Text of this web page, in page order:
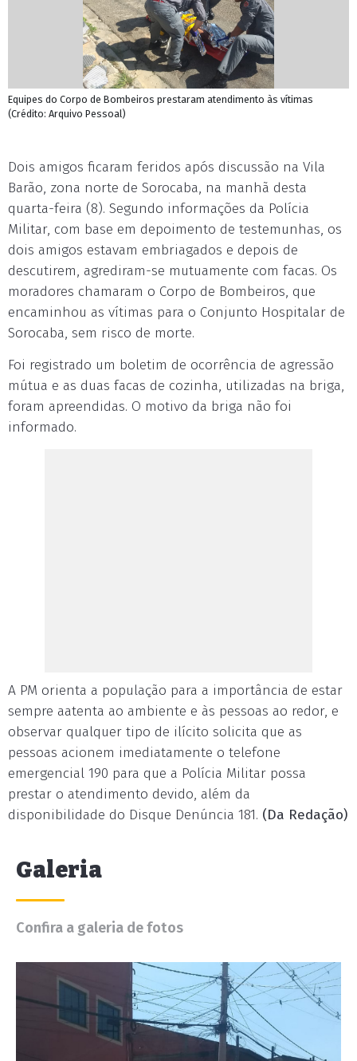
Equipes do Corpo de Bombeiros prestaram atendimento às vítimas
(Crédito: Arquivo Pessoal)
Dois amigos ficaram feridos após discussão na Vila
Barão, zona norte de Sorocaba, na manhã desta
quarta-feira (8). Segundo informações da Polícia
Militar, com base em depoimento de testemunhas, os
dois amigos estavam embriagados e depois de
descutirem, agrediram-se mutuamente com facas. Os
moradores chamaram o Corpo de Bombeiros, que
encaminhou as vítimas para o Conjunto Hospitalar de
Sorocaba, sem risco de morte.
Foi registrado um boletim de ocorrência de agressão
mútua e as duas facas de cozinha, utilizadas na briga,
foram apreendidas. O motivo da briga não foi
informado.
A PM orienta a população para a importância de estar
sempre aatenta ao ambiente e às pessoas ao redor, e
observar qualquer tipo de ilícito solicita que as
pessoas acionem imediatamente o telefone
emergencial 190 para que a Polícia Militar possa
prestar o atendimento devido, além da
disponibilidade do Disque Denúncia 181. (Da Redação)
Galeria
Confira a galeria de fotos